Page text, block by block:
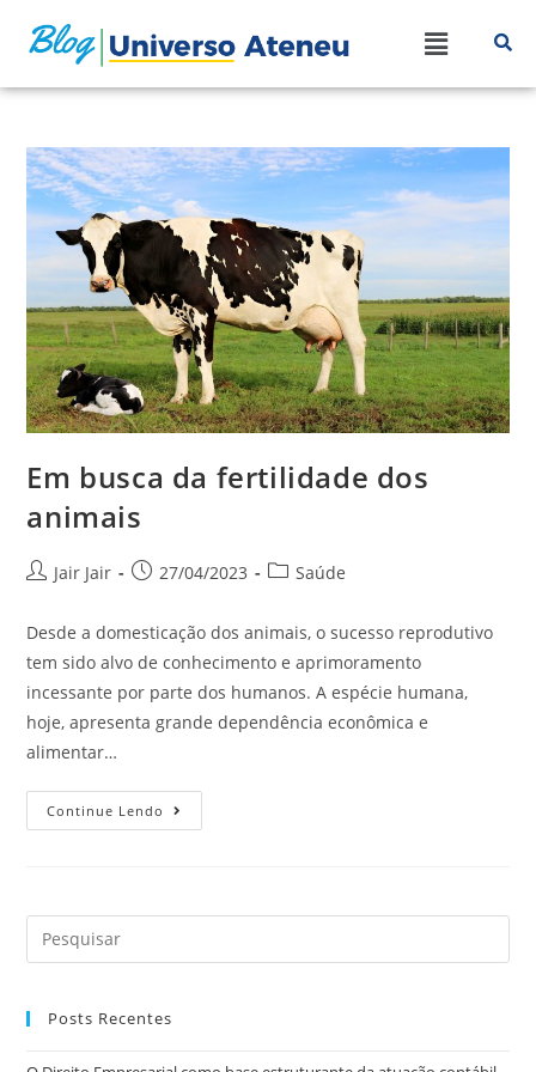
Em busca da fertilidade dos
animais
Jair Jair 27/04/2023 Saúde
Desde a domesticação dos animais, o sucesso reprodutivo
tem sido alvo de conhecimento e aprimoramento
incessante por parte dos humanos. A espécie humana,
hoje, apresenta grande dependência econômica e
alimentar…
Continue Lendo
Posts Recentes